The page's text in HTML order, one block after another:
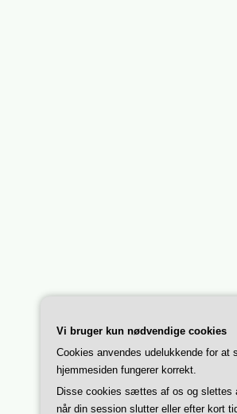
Vi bruger kun nødvendige cookies
Cookies anvendes udelukkende for at
hjemmesiden fungerer korrekt.
Disse cookies sættes af os og slettes
når din session slutter eller efter kort